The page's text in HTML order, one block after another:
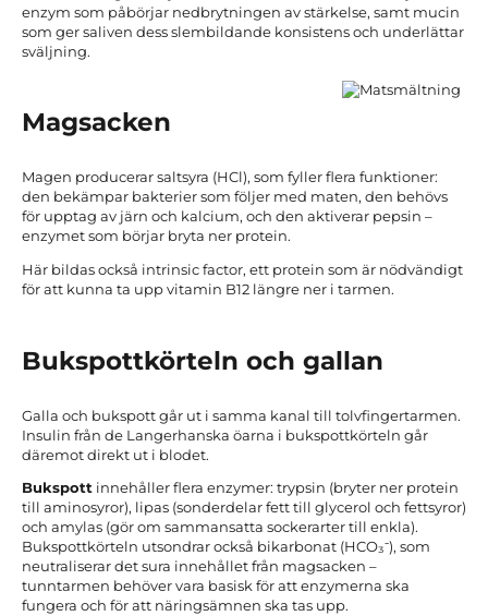
enzym som påbörjar nedbrytningen av stärkelse, samt mucin
som ger saliven dess slembildande konsistens och underlättar
sväljning.
Magsacken
Magen producerar saltsyra (HCl), som fyller flera funktioner:
den bekämpar bakterier som följer med maten, den behövs
för upptag av järn och kalcium, och den aktiverar pepsin –
enzymet som börjar bryta ner protein.
Här bildas också intrinsic factor, ett protein som är nödvändigt
för att kunna ta upp vitamin B12 längre ner i tarmen.
Bukspottkörteln och gallan
Galla och bukspott går ut i samma kanal till tolvfingertarmen.
Insulin från de Langerhanska öarna i bukspottkörteln går
däremot direkt ut i blodet.
Bukspott innehåller flera enzymer: trypsin (bryter ner protein
till aminosyror), lipas (sonderdelar fett till glycerol och fettsyror)
och amylas (gör om sammansatta sockerarter till enkla).
Bukspottkörteln utsondrar också bikarbonat (HCO₃⁻), som
neutraliserar det sura innehållet från magsacken –
tunntarmen behöver vara basisk för att enzymerna ska
fungera och för att näringsämnen ska tas upp.